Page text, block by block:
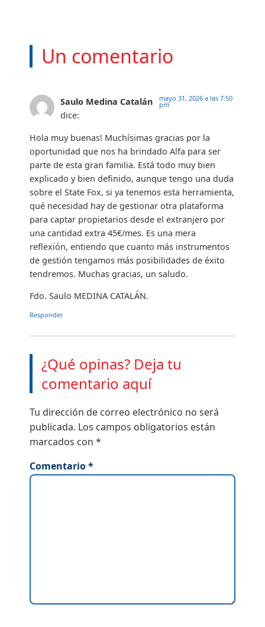
Un comentario
Saulo Medina Catalán
dice:
mayo 31, 2026 a las 7:50
pm
Hola muy buenas! Muchísimas gracias por la
oportunidad que nos ha brindado Alfa para ser
parte de esta gran familia. Está todo muy bien
explicado y bien definido, aunque tengo una duda
sobre el State Fox, si ya tenemos esta herramienta,
qué necesidad hay de gestionar otra plataforma
para captar propietarios desde el extranjero por
una cantidad extra 45€/mes. Es una mera
reflexión, entiendo que cuanto más instrumentos
de gestión tengamos más posibilidades de éxito
tendremos. Muchas gracias, un saludo.
Fdo. Saulo MEDINA CATALÁN.
Responder
¿Qué opinas? Deja tu
comentario aquí
Tu dirección de correo electrónico no será
publicada. Los campos obligatorios están
marcados con *
Comentario*